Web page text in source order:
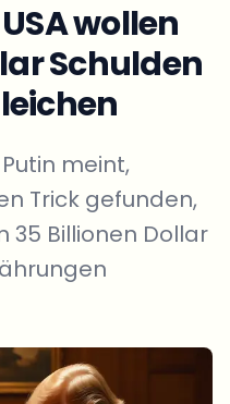
wollen
Schulden
meint,
Trick gefunden,
35 Billionen Dollar